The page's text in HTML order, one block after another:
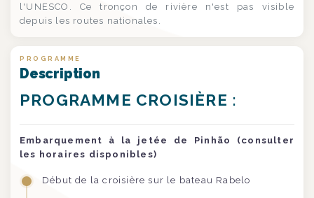
l'UNESCO. Ce tronçon de rivière n'est pas visible
depuis les routes nationales.
PROGRAMME
Description
PROGRAMME CROISIÈRE :
Embarquement à la jetée de Pinhão (consulter
les horaires disponibles)
Début de la croisière sur le bateau Rabelo